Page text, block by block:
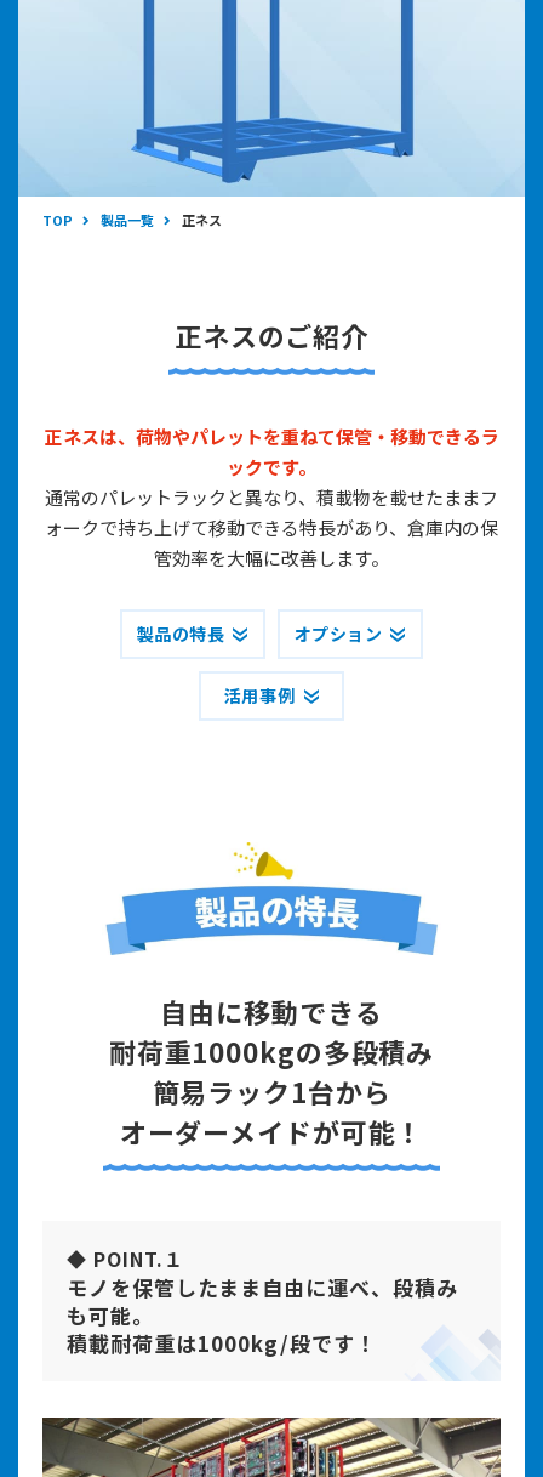
TOP 製品一覧 正ネス
正ネスのご紹介
正ネスは、荷物やパレットを重ねて保管・移動できるラ
ックです。
通常のパレットラックと異なり、積載物を載せたままフ
ォークで持ち上げて移動できる特長があり、倉庫内の保
管効率を大幅に改善します。
製品の特長 オプション
活用事例
自由に移動できる
耐荷重1000kgの多段積み
簡易ラック1台から
オーダーメイドが可能！
◆ POINT.１
モノを保管したまま自由に運べ、段積み
も可能。
積載耐荷重は1000kg/段です！